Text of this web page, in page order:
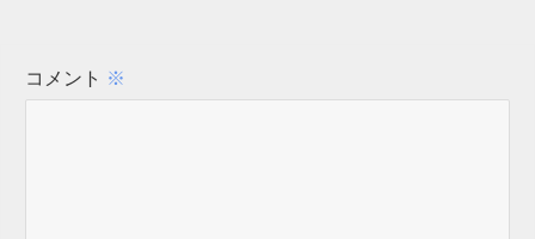
コメント ※